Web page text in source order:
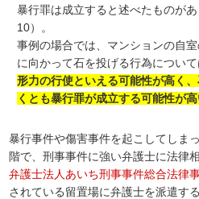
暴行罪は成立すると述べたものが
10）。
事例の場合では、マンションの自
に向かって石を投げる行為につい
形力の行使といえる可能性が高く
くとも暴行罪が成立する可能性が
暴行事件や傷害事件を起こしてしま
階で、刑事事件に強い弁護士に法律
弁護士法人あいち刑事事件総合法律
されている留置場に弁護士を派遣す